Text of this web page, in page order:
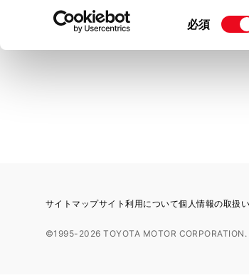
て」をご覧
同
必須
サイトマップサイト利用について個人情報の取扱
©1995-2026 TOYOTA MOTOR CORPORATION.